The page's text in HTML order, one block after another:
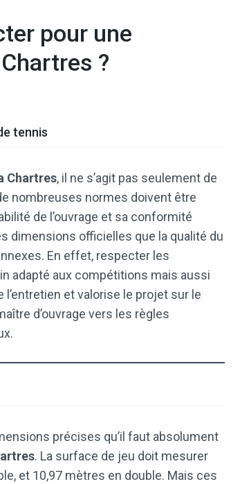
pour une
?
tennis
Chartres, il ne s’agit pas seulement de
nombreuses normes doivent être
de l’ouvrage et sa conformité
dimensions officielles que la qualité du
En effet, respecter les
adapté aux compétitions mais aussi
et valorise le projet sur le
d’ouvrage vers les règles
précises qu’il faut absolument
. La surface de jeu doit mesurer
et 10,97 mètres en double. Mais ces